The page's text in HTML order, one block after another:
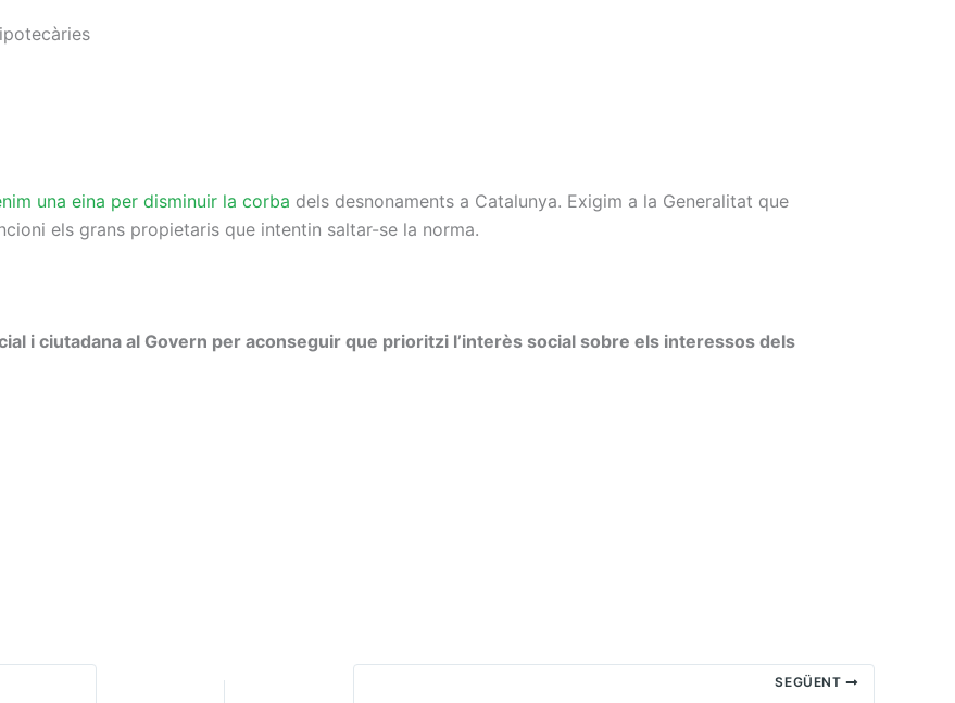
una eina per disminuir la corba dels desnonaments a Catalunya. Exigim a la Generalitat que
els grans propietaris que intentin saltar-se la norma.
i ciutadana al Govern per aconseguir que prioritzi l’interès social sobre els interessos dels
SEGÜENT